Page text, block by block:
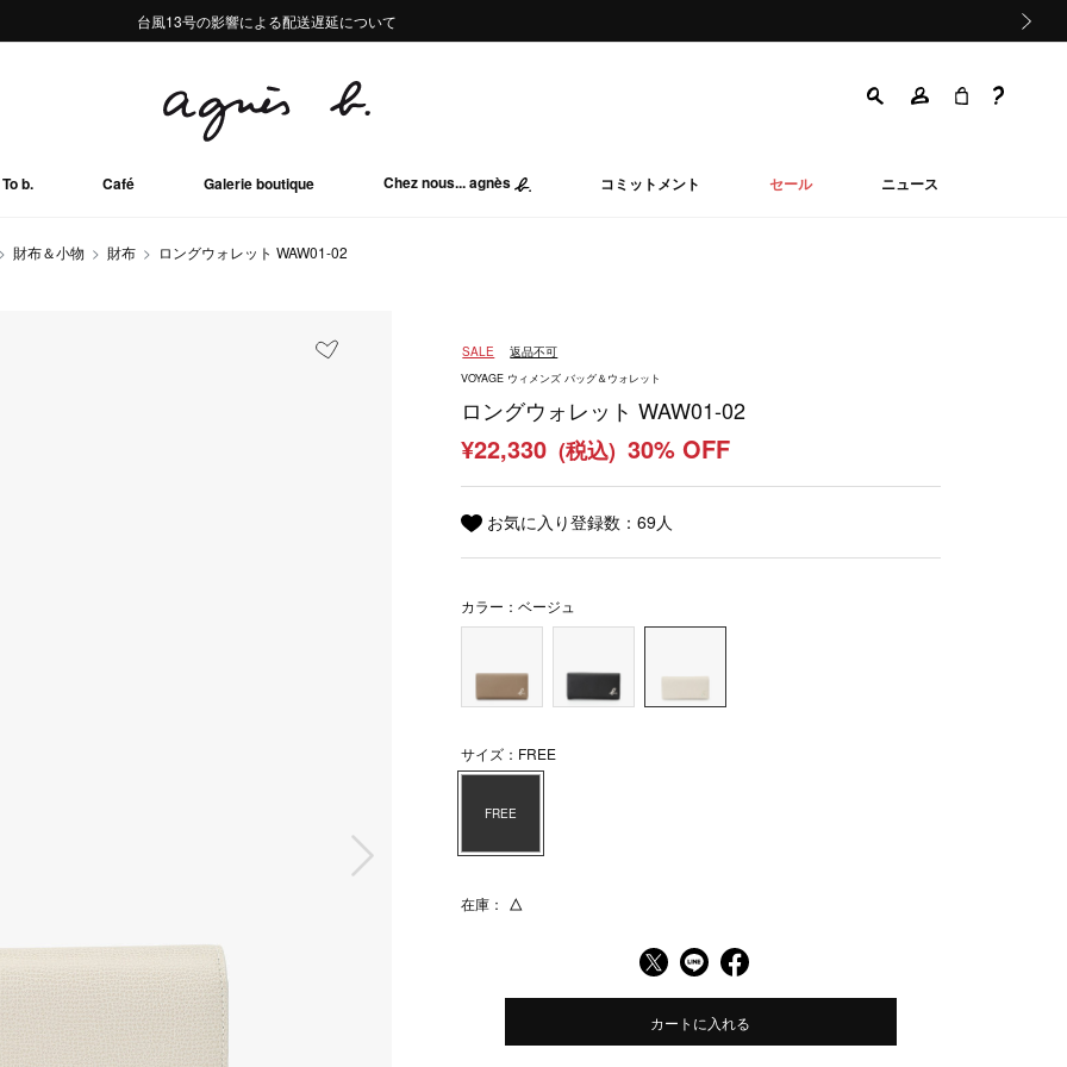
熊本地域地震の影響による配送遅延について
Summer Sale 2buy10%OFF!!
台風13号の影響による配送遅延について
熊本地域地震の影響による配送遅延について
Summer Sale 2buy10%OFF!!
To b. Café Galerie boutique Chez nous... agnès コミットメント セール ニュース
財布＆小物 財布 ロングウォレット WAW01-02
SALE 返品不可
VOYAGE ウィメンズ バッグ＆ウォレット
ロングウォレット WAW01-02
¥22,330 (税込) 30% OFF
お気に入り登録数：69人
カラー：ベージュ
サイズ：FREE
FREE
在庫： △
カートに入れる